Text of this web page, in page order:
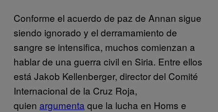
Conforme el acuerdo de paz de Annan sigue
siendo ignorado y el derramamiento de
sangre se intensifica, muchos comienzan a
hablar de una guerra civil en Siria. Entre ellos
está Jakob Kellenberger, director del Comité
Internacional de la Cruz Roja,
quien argumenta que la lucha en Homs e